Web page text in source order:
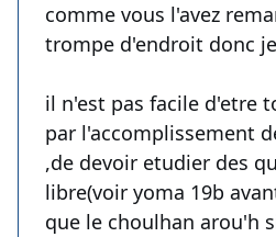
comme vous l'avez
trompe d'endroit donc
il n'est pas facile d'etre
par l'accomplissement
,de devoir etudier des
libre(voir yoma 19b
que le choulhan arou'h